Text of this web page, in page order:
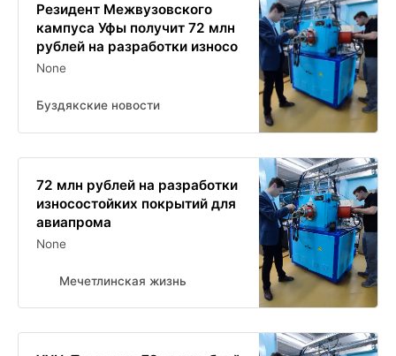
Резидент Межвузовского
кампуса Уфы получит 72 млн
рублей на разработки износо
None
Буздякские новости
72 млн рублей на разработки
износостойких покрытий для
авиапрома
None
Мечетлинская жизнь